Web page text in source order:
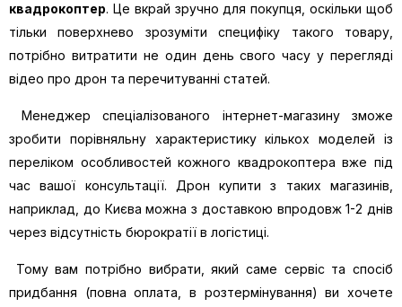
квадрокоптер. Це вкрай зручно для покупця, оскільки щоб
тільки поверхнево зрозуміти специфіку такого товару,
потрібно витратити не один день свого часу у перегляді
відео про дрон та перечитуванні статей.
Менеджер спеціалізованого інтернет-магазину зможе
зробити порівняльну характеристику кількох моделей із
переліком особливостей кожного квадрокоптера вже під
час вашої консультації. Дрон купити з таких магазинів,
наприклад, до Києва можна з доставкою впродовж 1-2 днів
через відсутність бюрократії в логістиці.
Тому вам потрібно вибрати, який саме сервіс та спосіб
придбання (повна оплата, в розтермінування) ви хочете